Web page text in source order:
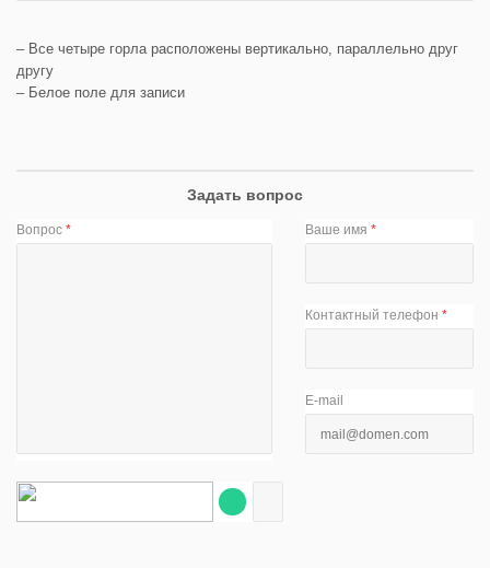
– Все четыре горла расположены вертикально, параллельно друг
другу
– Белое поле для записи
Задать вопрос
Вопрос * Ваше имя*
Контактный телефон*
E-mail